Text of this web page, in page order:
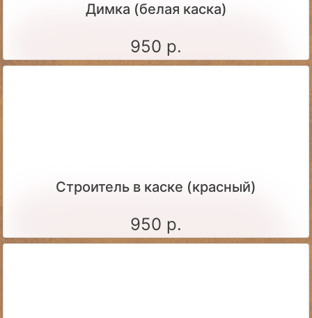
Димка (белая каска)
950 р.
Строитель в каске (красный)
950 р.